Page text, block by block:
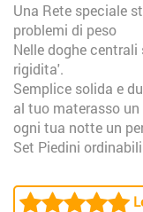
Una Rete speciale
problemi di peso
Nelle doghe
rigidita'.
Semplice solida e
al tuo materasso
ogni tua notte un
Set Piedini